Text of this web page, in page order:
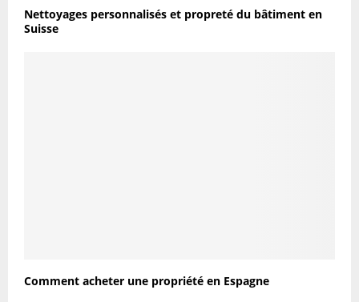
Nettoyages personnalisés et propreté du bâtiment en
Suisse
Comment acheter une propriété en Espagne